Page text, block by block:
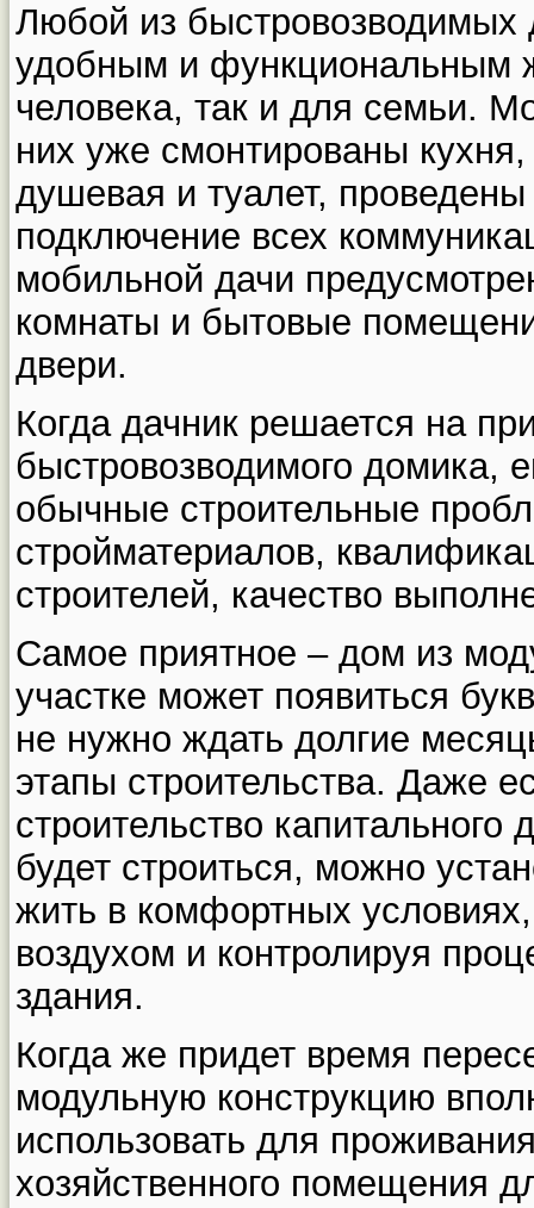
Любой из быстровозводимых
удобным и функциональным
человека, так и для семьи.
них уже смонтированы
душевая и туалет,
подключение всех
мобильной дачи
комнаты и бытовые
двери.
Когда дачник решается на
быстровозводимого домика,
обычные строительные
стройматериалов,
строителей, качество
Самое приятное – дом из
участке может появиться
не нужно ждать долгие
этапы строительства. Даже
строительство
будет строиться, можно
жить в комфортных
воздухом и контролируя
здания.
Когда же придет время
модульную конструкцию
использовать для
хозяйственного помещения